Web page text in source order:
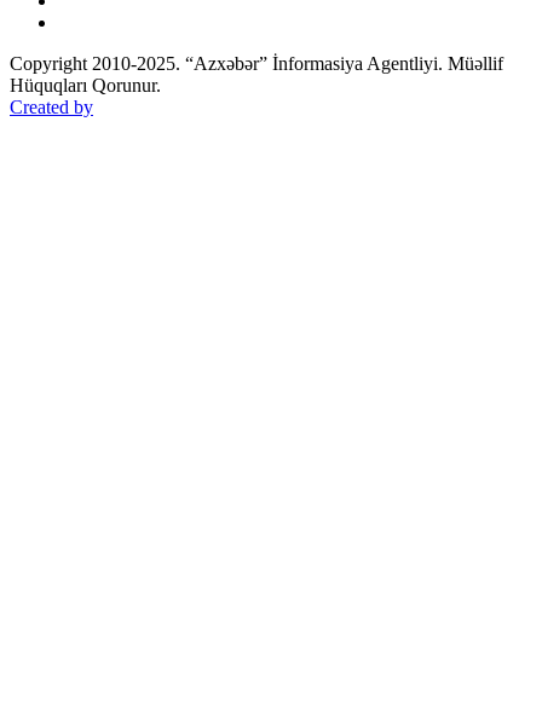
Copyright 2010-2025. “Azxəbər” İnformasiya Agentliyi. Müəllif
Hüquqları Qorunur.
Created by